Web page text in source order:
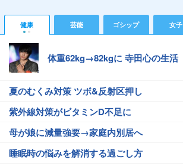
健康 芸能 ゴシップ 女子
体重62kg→82kgに 寺田心の生活
夏のむくみ対策 ツボ&反射区押し
紫外線対策がビタミンD不足に
母が娘に減量強要→家庭内別居へ
睡眠時の悩みを解消する過ごし方